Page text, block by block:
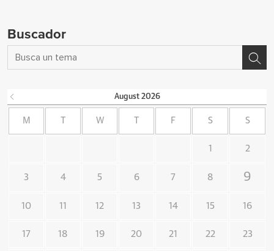
Buscador
August 2026
M W F S S
1 2
3 4 5 6 7 8 9
10 11 12 13 14 15 16
17 18 19 20 21 22 23